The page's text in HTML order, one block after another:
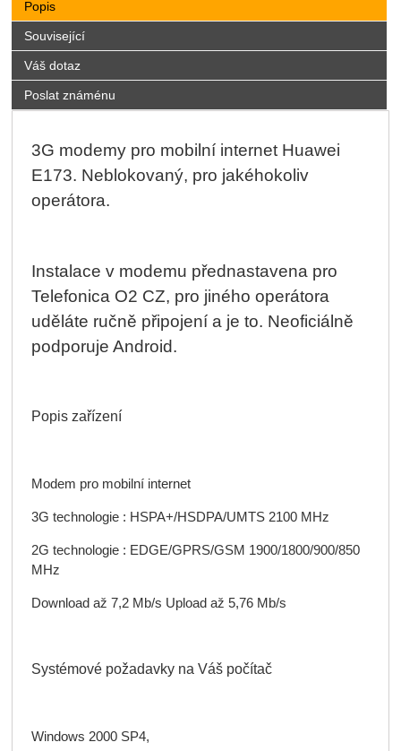
Popis
Související
Váš dotaz
Poslat známénu
3G modemy pro mobilní internet Huawei
E173. Neblokovaný, pro jakéhokoliv
operátora.
Instalace v modemu přednastavena pro
Telefonica O2 CZ, pro jiného operátora
uděláte ručně připojení a je to. Neoficiálně
podporuje Android.
Popis zařízení
Modem pro mobilní internet
3G technologie : HSPA+/HSDPA/UMTS 2100 MHz
2G technologie : EDGE/GPRS/GSM 1900/1800/900/850
MHz
Download až 7,2 Mb/s Upload až 5,76 Mb/s
Systémové požadavky na Váš počítač
Windows 2000 SP4,